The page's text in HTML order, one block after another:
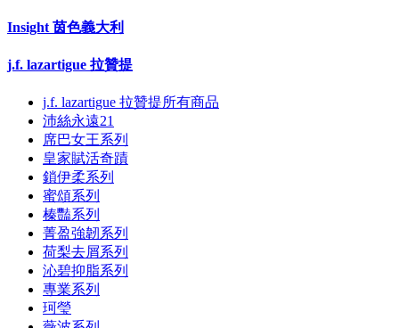
Insight 茵色義大利
j.f. lazartigue 拉贊提
j.f. lazartigue 拉贊提所有商品
沛絲永遠21
席巴女王系列
皇家賦活奇蹟
鎖伊柔系列
蜜頌系列
榛豔系列
菁盈強韌系列
荷梨去屑系列
沁碧抑脂系列
專業系列
珂瑩